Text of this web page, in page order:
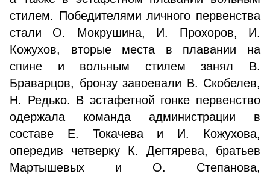
стилем. Победителями личного первенства
стали О. Мокрушина, И. Прохоров, И.
Кожухов, вторые места в плавании на
спине и вольным стилем занял В.
Браварцов, бронзу завоевали В. Скобелев,
Н. Редько. В эстафетной гонке первенство
одержала команда администрации в
составе Е. Токачева и И. Кожухова,
опередив четверку К. Дегтярева, братьев
Мартышевых и О. Степанова,